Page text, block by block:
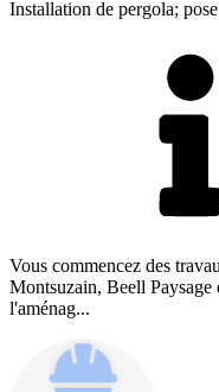
Installation de pergola;
Vous commencez des
Montsuzain, Beell Paysage
l'aménag...